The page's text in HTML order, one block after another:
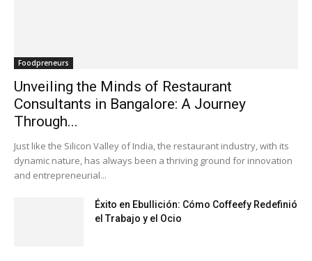
Foodpreneurs
Unveiling the Minds of Restaurant
Consultants in Bangalore: A Journey
Through...
Just like the Silicon Valley of India, the restaurant industry, with its
dynamic nature, has always been a thriving ground for innovation
and entrepreneurial...
Éxito en Ebullición: Cómo Coffeefy Redefinió
el Trabajo y el Ocio